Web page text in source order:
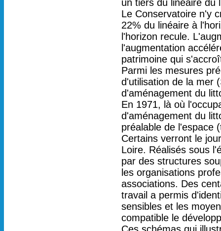
un tiers du linéaire du
Le Conservatoire n'y
22% du linéaire à
l'horizon recule.
l'augmentation
patrimoine qui
Parmi les mesures
d'utilisation de la mer
d'aménagement du
En 1971, là où
d'aménagement du
préalable de l'espace
Certains verront le
Loire. Réalisés sous
par des structures
les organisations
associations. Des
travail a permis
sensibles et les
compatible le